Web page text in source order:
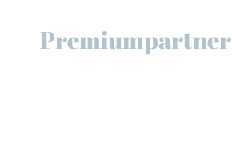
Premiumpartner